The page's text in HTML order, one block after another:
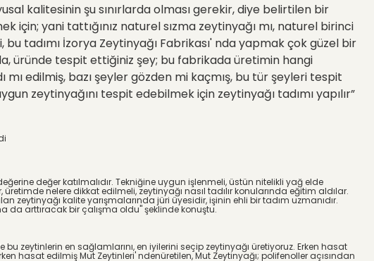
kalitesinin şu sınırlarda olması gerekir, diye belirtilen bir
için; yani tattığınız naturel sızma zeytinyağı mı, naturel birinci
bu tadımı İzorya Zeytinyağı Fabrikası' nda yapmak çok güzel bir
üründe tespit ettiğiniz şey; bu fabrikada üretimin hangi
edilmiş, bazı şeyler gözden mi kaçmış, bu tür şeyleri tespit
zeytinyağını tespit edebilmek için zeytinyağı tadımı yapılır”
değer katılmalıdır. Tekniğine uygun işlenmeli,üstün nitelikli yağ elde
üretimde nelere dikkat edilmeli, zeytinyağı nasıl tadılır konularında eğitim aldılar.
zeytinyağı kalite yarışmalarında jüri üyesidir, işinin ehli bir tadım uzmanıdır.
da arttıracak bir çalışma oldu" şeklinde konuştu.
zeytinlerin en sağlamlarını, en iyilerini seçip zeytinyağı üretiyoruz. Erken hasat
hasat edilmiş Mut Zeytinleri' ndenüretilen, Mut Zeytinyağı; polifenoller açısından